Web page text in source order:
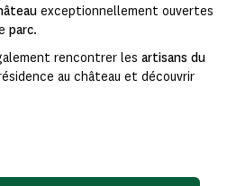
exceptionnellement ouvertes
parc.
rencontrer les artisans du
au château et découvrir